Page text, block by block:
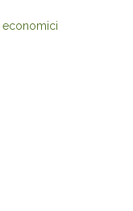
economici